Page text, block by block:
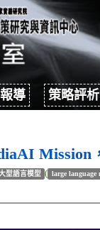
導 策略評析
Mission
型語言模型 ( large language